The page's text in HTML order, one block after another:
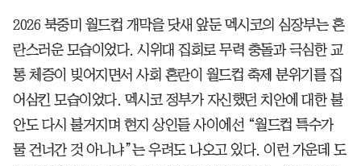
2026 북중미 월드컵 개막을 닷새 앞둔 멕시코의 심장부는 혼
란스러운 모습이었다. 시위대 집회로 무력 충돌과 극심한 교
통 체증이 빚어지면서 사회 혼란이 월드컵 축제 분위기를 집
어삼킨 모습이었다. 멕시코 정부가 자신했던 치안에 대한 불
안도 다시 불거지며 현지 상인들 사이에선 “월드컵 특수가
물 건너간 것 아니냐”는 우려도 나오고 있다. 이런 가운데 도